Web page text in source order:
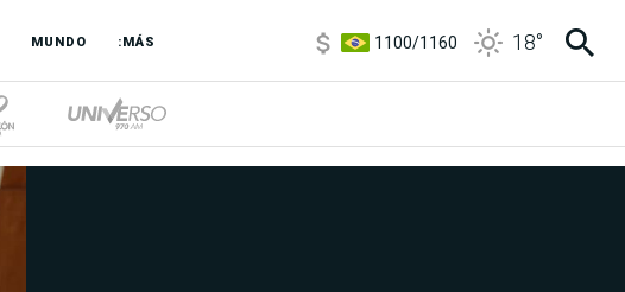
MUNDO :MÁS
1100/1160
18°